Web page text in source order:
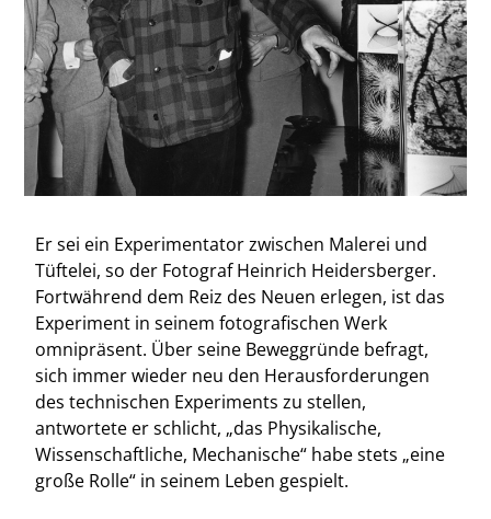
Er sei ein Experimentator zwischen Malerei und
Tüftelei, so der Fotograf Heinrich Heidersberger.
Fortwährend dem Reiz des Neuen erlegen, ist das
Experiment in seinem fotografischen Werk
omnipräsent. Über seine Beweggründe befragt,
sich immer wieder neu den Herausforderungen
des technischen Experiments zu stellen,
antwortete er schlicht, „das Physikalische,
Wissenschaftliche, Mechanische“ habe stets „eine
große Rolle“ in seinem Leben gespielt.